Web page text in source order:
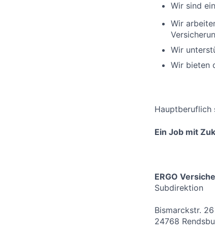
Wir sind
Wir
Wir
Wir bieten
Hauptberuflich
Ein Job mit
ERGO
Subdirektion
Bismarckstr. 26
24768